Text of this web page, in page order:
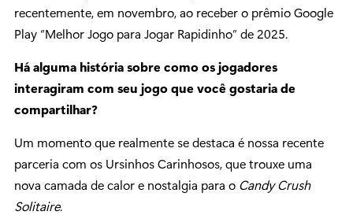
recentemente, em novembro, ao receber o prêmio Google
Play “Melhor Jogo para Jogar Rapidinho” de 2025.
Há alguma história sobre como os jogadores
interagiram com seu jogo que você gostaria de
compartilhar?
Um momento que realmente se destaca é nossa recente
parceria com os Ursinhos Carinhosos, que trouxe uma
nova camada de calor e nostalgia para o Candy Crush
Solitaire.